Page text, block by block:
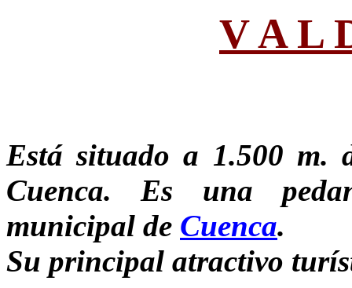
V A L
Está situado a 1.500 m.
Cuenca. Es una
municipal de Cuenca.
Su principal atractivo